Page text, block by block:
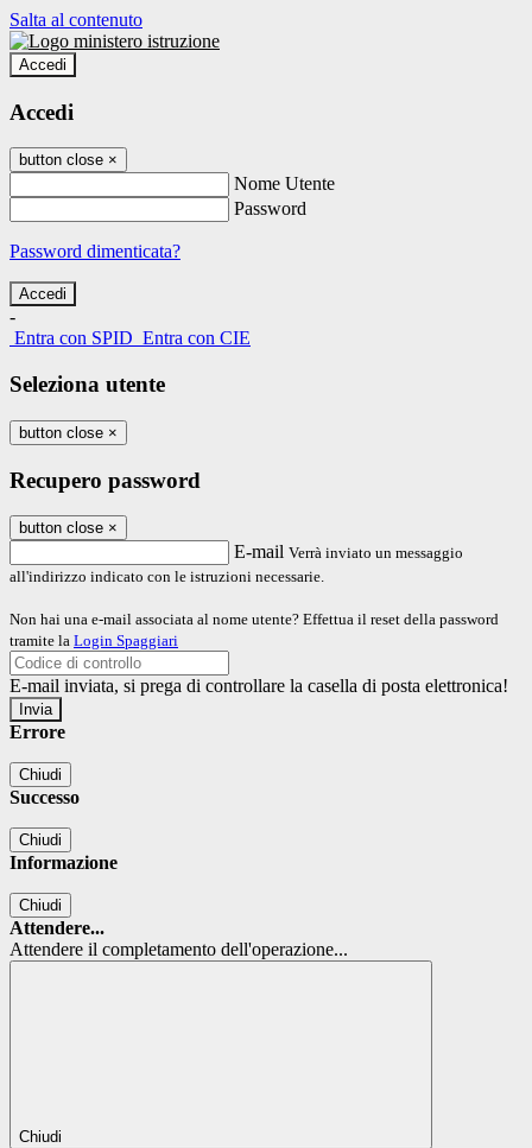
Salta al contenuto
Accedi
Accedi
button close ×
Nome Utente
Password
Password dimenticata?
-
Entra con SPID Entra con CIE
Seleziona utente
button close ×
Recupero password
button close ×
E-mail Verrà inviato un messaggio
all'indirizzo indicato con le istruzioni necessarie.
Non hai una e-mail associata al nome utente? Effettua il reset della password
tramite la Login Spaggiari
E-mail inviata, si prega di controllare la casella di posta elettronica!
Errore
Chiudi
Successo
Chiudi
Informazione
Chiudi
Attendere...
Attendere il completamento dell'operazione...
Chiudi